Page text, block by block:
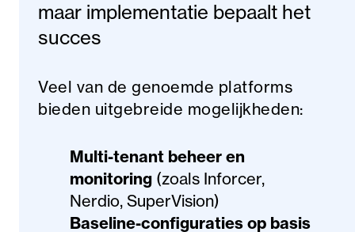
maar implementatie bepaalt het
succes
Veel van de genoemde platforms
bieden uitgebreide mogelijkheden:
Multi-tenant beheer en
monitoring (zoals Inforcer,
Nerdio, SuperVision)
Baseline-configuraties op basis